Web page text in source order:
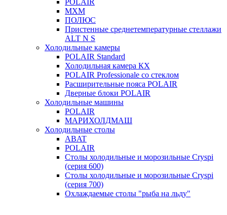
МХМ
ПОЛЮС
Пристенные среднетемпературные стеллажи
ALT N S
Холодильные камеры
POLAIR Standard
Холодильная камера КХ
POLAIR Professionale со стеклом
Расширительные пояса POLAIR
Дверные блоки POLAIR
Холодильные машины
POLAIR
МАРИХОЛДМАШ
Холодильные столы
ABAT
POLAIR
Столы холодильные и морозильные Cryspi
(серия 600)
Столы холодильные и морозильные Cryspi
(серия 700)
Охлаждаемые столы "рыба на льду"